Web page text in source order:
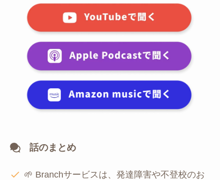
話のまとめ
🌱 Branchサービスは、発達障害や不登校のお